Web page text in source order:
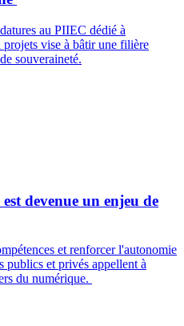
au PIIEC dédié à
vise à bâtir une filière
souveraineté.
devenue un enjeu de
et renforcer l'autonomie
publics et privés appellent à
du numérique.